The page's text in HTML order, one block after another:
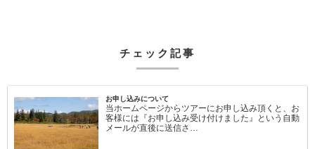
チェック記事
お申し込みについて
当ホームページからツアーにお申し込み頂くと、お
客様には『お申し込み受け付けました』という自動
メールが直後に送信さ…